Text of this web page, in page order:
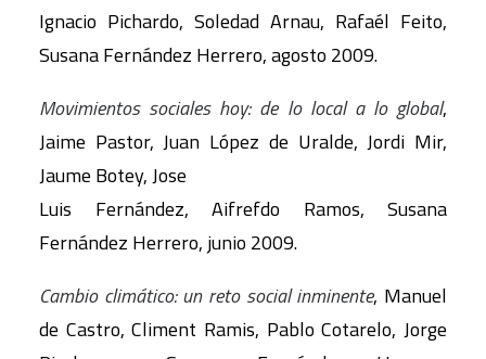
Ignacio Pichardo, Soledad Arnau, Rafaél Feito,
Susana Fernández Herrero, agosto 2009.
Movimientos sociales hoy: de lo local a lo global,
Jaime Pastor, Juan López de Uralde, Jordi Mir,
Jaume Botey, Jose
Luis Fernández, Aifrefdo Ramos, Susana
Fernández Herrero, junio 2009.
Cambio climático: un reto social inminente, Manuel
de Castro, Climent Ramis, Pablo Cotarelo, Jorge